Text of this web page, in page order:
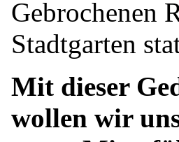
Gebrochenen
Stadtgarten
Mit dieser
wollen wir